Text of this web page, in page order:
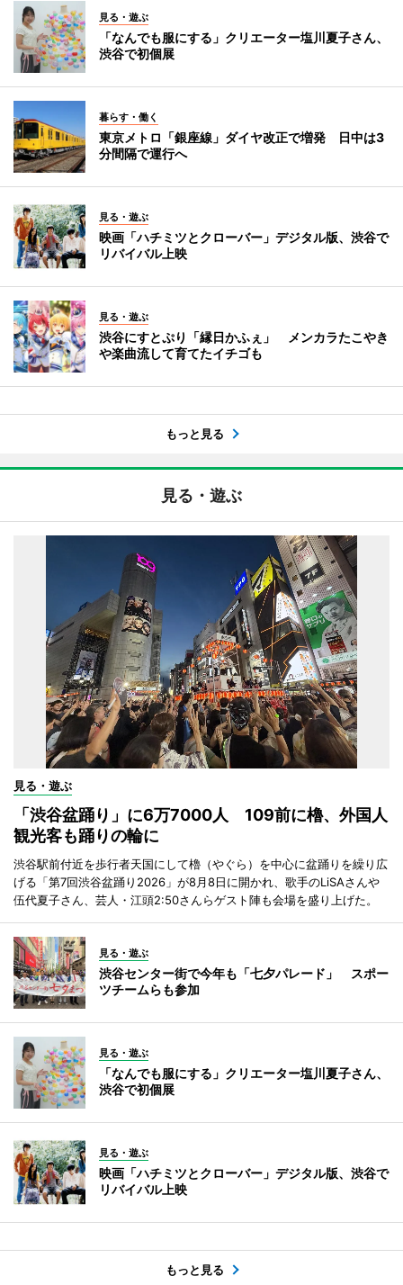
見る・遊ぶ
「なんでも服にする」クリエーター塩川夏子さん、
渋谷で初個展
暮らす・働く
東京メトロ「銀座線」ダイヤ改正で増発 日中は3
分間隔で運行へ
見る・遊ぶ
映画「ハチミツとクローバー」デジタル版、渋谷で
リバイバル上映
見る・遊ぶ
渋谷にすとぷり「縁日かふぇ」 メンカラたこやき
や楽曲流して育てたイチゴも
もっと見る
見る・遊ぶ
見る・遊ぶ
「渋谷盆踊り」に6万7000人 109前に櫓、外国人
観光客も踊りの輪に
渋谷駅前付近を歩行者天国にして櫓（やぐら）を中心に盆踊りを繰り広
げる「第7回渋谷盆踊り2026」が8月8日に開かれ、歌手のLiSAさんや
伍代夏子さん、芸人・江頭2:50さんらゲスト陣も会場を盛り上げた。
見る・遊ぶ
渋谷センター街で今年も「七夕パレード」 スポー
ツチームらも参加
見る・遊ぶ
「なんでも服にする」クリエーター塩川夏子さん、
渋谷で初個展
見る・遊ぶ
映画「ハチミツとクローバー」デジタル版、渋谷で
リバイバル上映
もっと見る